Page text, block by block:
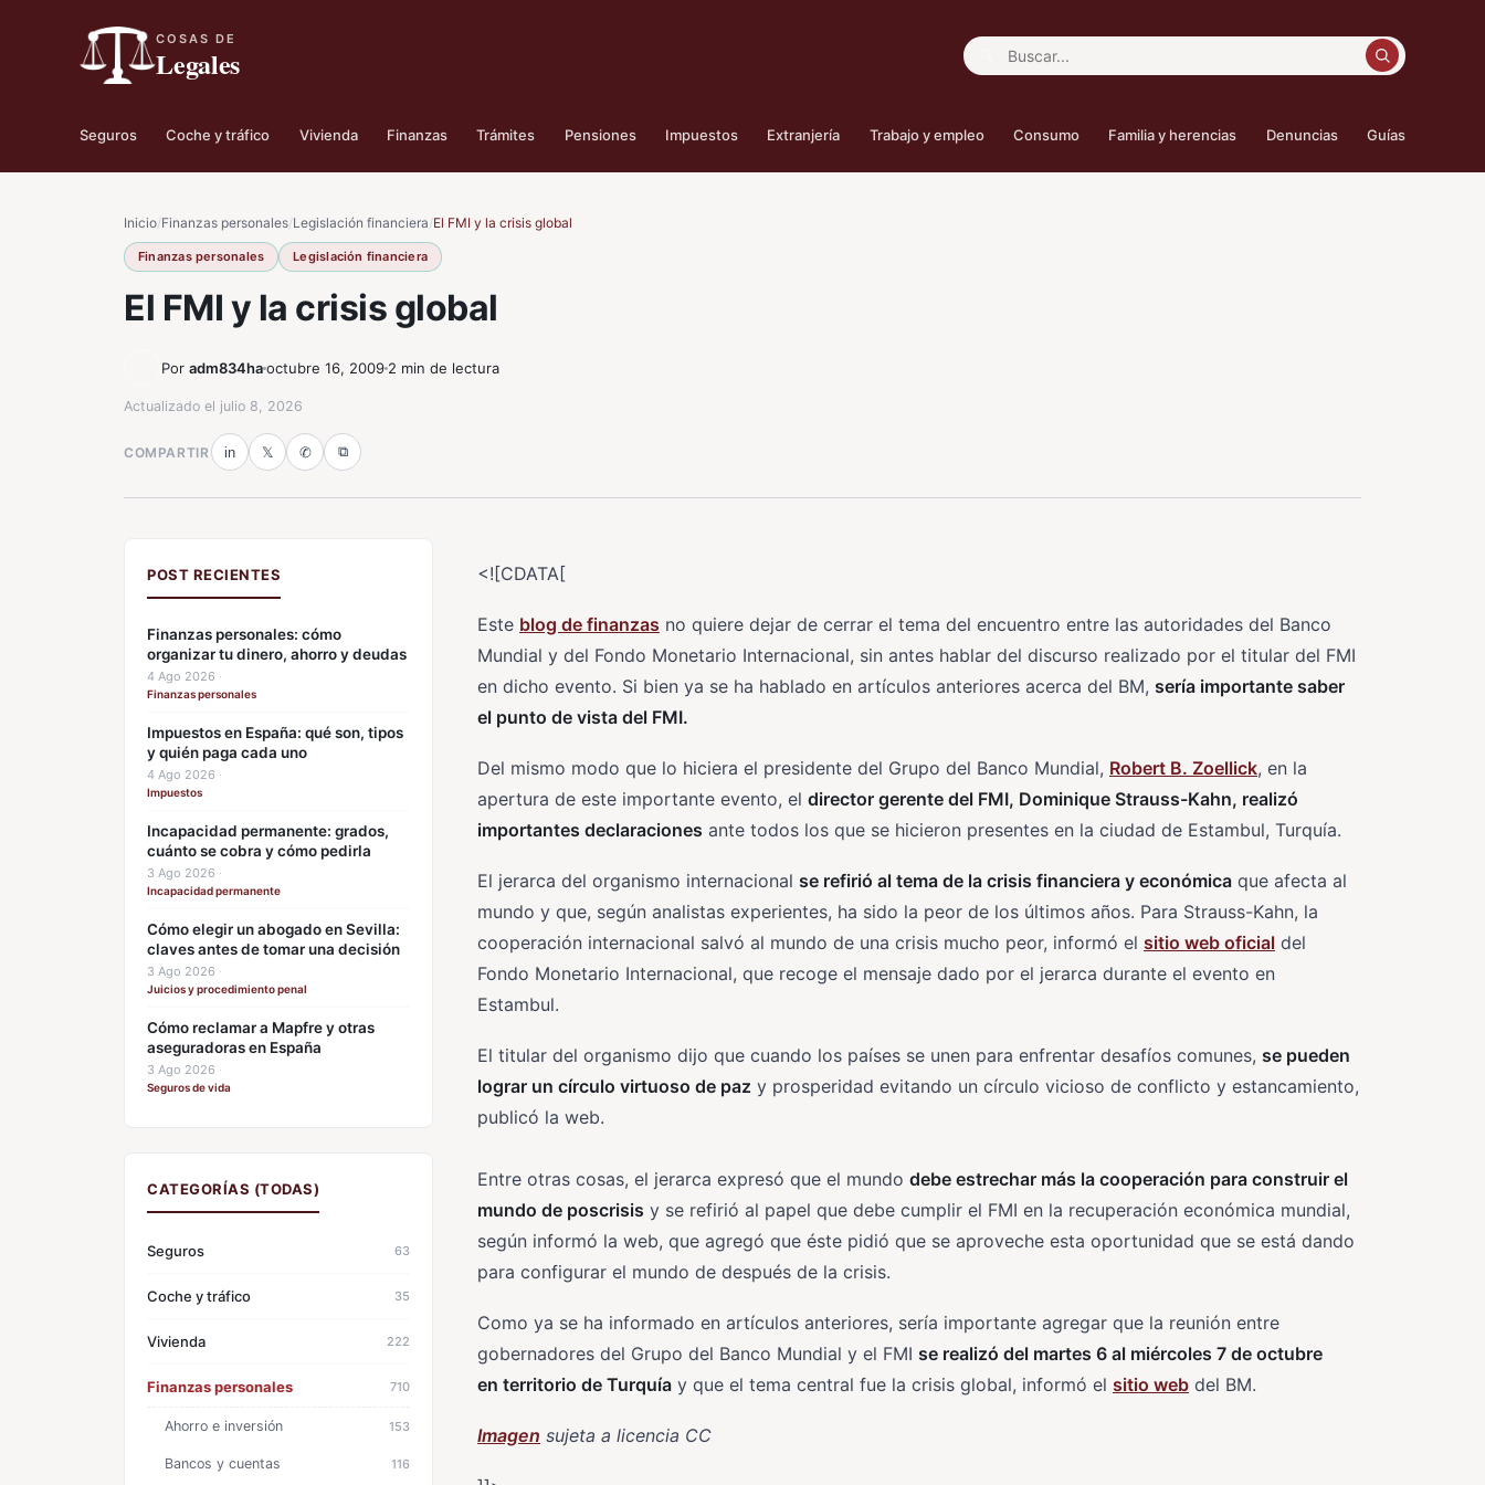
COSAS DE
Legales Buscar:
Seguros Coche y tráfico Vivienda Finanzas Trámites Pensiones Impuestos Extranjería Trabajo y empleo Consumo Familia y herencias Denuncias Guías
Inicio/Finanzas personales/Legislación financiera/El FMI y la crisis global
Finanzas personales Legislación financiera
El FMI y la crisis global
Por adm834haoctubre 16, 2009 2 min de lectura
Actualizado el julio 8, 2026
COMPARTIR in 𝕏 ✆ ⧉
POST RECIENTES
Finanzas personales: cómo
organizar tu dinero, ahorro y deudas
4 Ago 2026 ·
Finanzas personales
Impuestos en España: qué son, tipos
y quién paga cada uno
4 Ago 2026 ·
Impuestos
Incapacidad permanente: grados,
cuánto se cobra y cómo pedirla
3 Ago 2026 ·
Incapacidad permanente
Cómo elegir un abogado en Sevilla:
claves antes de tomar una decisión
3 Ago 2026 ·
Juicios y procedimiento penal
Cómo reclamar a Mapfre y otras
aseguradoras en España
3 Ago 2026 ·
Seguros de vida
CATEGORÍAS (TODAS)
Seguros 63
Coche y tráfico 35
Vivienda 222
Finanzas personales 710
Ahorro e inversión 153
Bancos y cuentas 116
<![CDATA[
Este blog de finanzas no quiere dejar de cerrar el tema del encuentro entre las autoridades del Banco
Mundial y del Fondo Monetario Internacional, sin antes hablar del discurso realizado por el titular del FMI
en dicho evento. Si bien ya se ha hablado en artículos anteriores acerca del BM, sería importante saber
el punto de vista del FMI.
Del mismo modo que lo hiciera el presidente del Grupo del Banco Mundial, Robert B. Zoellick, en la
apertura de este importante evento, el director gerente del FMI, Dominique Strauss-Kahn, realizó
importantes declaraciones ante todos los que se hicieron presentes en la ciudad de Estambul, Turquía.
El jerarca del organismo internacional se refirió al tema de la crisis financiera y económica que afecta al
mundo y que, según analistas experientes, ha sido la peor de los últimos años. Para Strauss-Kahn, la
cooperación internacional salvó al mundo de una crisis mucho peor, informó el sitio web oficial del
Fondo Monetario Internacional, que recoge el mensaje dado por el jerarca durante el evento en
Estambul.
El titular del organismo dijo que cuando los países se unen para enfrentar desafíos comunes, se pueden
lograr un círculo virtuoso de paz y prosperidad evitando un círculo vicioso de conflicto y estancamiento,
publicó la web.
Entre otras cosas, el jerarca expresó que el mundo debe estrechar más la cooperación para construir el
mundo de poscrisis y se refirió al papel que debe cumplir el FMI en la recuperación económica mundial,
según informó la web, que agregó que éste pidió que se aproveche esta oportunidad que se está dando
para configurar el mundo de después de la crisis.
Como ya se ha informado en artículos anteriores, sería importante agregar que la reunión entre
gobernadores del Grupo del Banco Mundial y el FMI se realizó del martes 6 al miércoles 7 de octubre
en territorio de Turquía y que el tema central fue la crisis global, informó el sitio web del BM.
Imagen sujeta a licencia CC